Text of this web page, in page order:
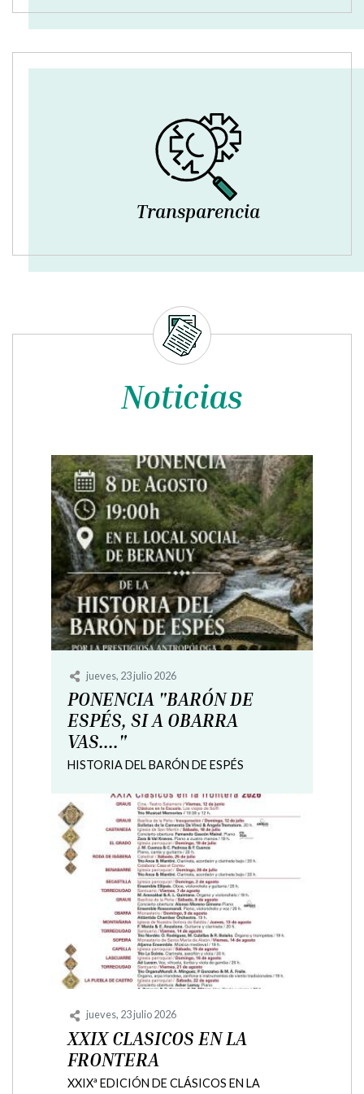
Transparencia
Noticias
martes, 2 septiembre 2025
Difusión cursos 2026/2027
CENTRO DE FORMACION
DE PERSONAS ADULTAS
RIBAGORZA
2026/2027 en el CENTRO DE FORMACION
DE PERSONAS ADULTAS RIBAGORZA
miércoles, 28 mayo 2025